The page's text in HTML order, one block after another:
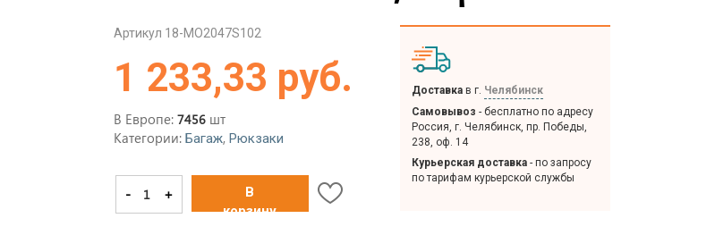
Артикул 18-MO2047S102
1 233,33 руб.
В Европе: 7456 шт
Категории: Багаж, Рюкзаки
- +
В
корзину
Доставка в г. Челябинск
Самовывоз - бесплатно по адресу
Россия, г. Челябинск, пр. Победы,
238, оф. 14
Курьерская доставка - по запросу
по тарифам курьерской службы